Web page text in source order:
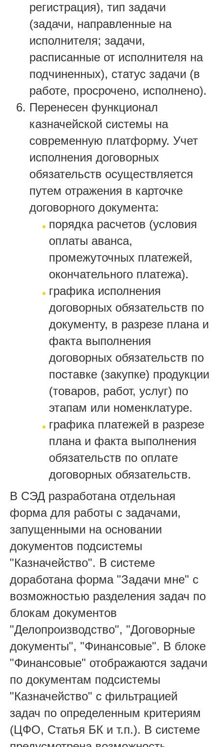
регистрация), тип задачи
(задачи, направленные на
исполнителя; задачи,
расписанные от исполнителя на
подчиненных), статус задачи (в
работе, просрочено, исполнено).
Перенесен функционал
казначейской системы на
современную платформу. Учет
исполнения договорных
обязательств осуществляется
путем отражения в карточке
договорного документа:
порядка расчетов (условия
оплаты аванса,
промежуточных платежей,
окончательного платежа).
графика исполнения
договорных обязательств по
документу, в разрезе плана и
факта выполнения
договорных обязательств по
поставке (закупке) продукции
(товаров, работ, услуг) по
этапам или номенклатуре.
графика платежей в разрезе
плана и факта выполнения
обязательств по оплате
договорных обязательств.
В СЭД разработана отдельная
форма для работы с задачами,
запущенными на основании
документов подсистемы
"Казначейство". В системе
доработана форма "Задачи мне" с
возможностью разделения задач по
блокам документов
"Делопроизводство", "Договорные
документы", "Финансовые". В блоке
"Финансовые" отображаются задачи
по документам подсистемы
"Казначейство" с фильтрацией
задач по определенным критериям
(ЦФО, Статья БК и т.п.). В системе